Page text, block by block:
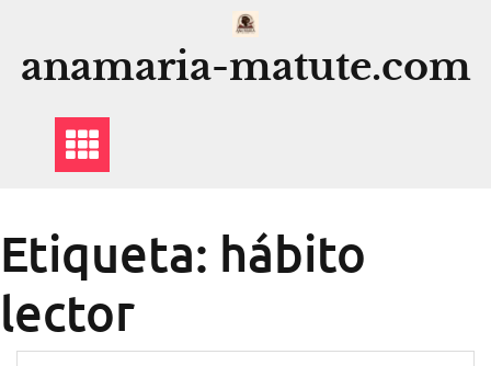
contenido
anamaria-matute.com
Etiqueta: hábito
lector